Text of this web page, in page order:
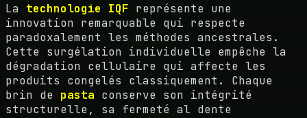
La technologie IQF représente une
innovation remarquable qui respecte
paradoxalement les méthodes ancestrales.
Cette surgélation individuelle empêche la
dégradation cellulaire qui affecte les
produits congelés classiquement. Chaque
brin de pasta conserve son intégrité
structurelle, sa fermeté al dente